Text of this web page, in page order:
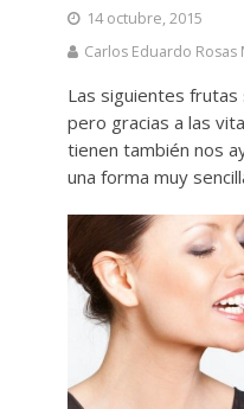
14 octubre, 2015
Carlos Eduardo
Las siguientes frutas
pero gracias a las
tienen también nos
una forma muy